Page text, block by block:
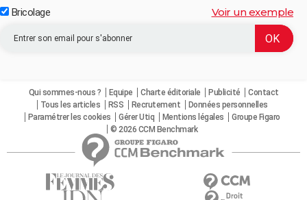
Bricolage Voir un exemple
Qui sommes-nous ? Equipe Charte éditoriale Publicité
Contact
Tous les articles
RSS Recrutement
Données personnelles
Paramétrer les cookies
Gérer Utiq Mentions légales
Groupe Figaro
© 2026 CCM Benchmark